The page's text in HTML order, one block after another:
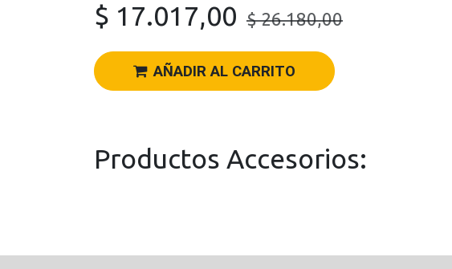
$ 17.017,00 $26.180,00
AÑADIR AL CARRITO
Productos Accesorios: